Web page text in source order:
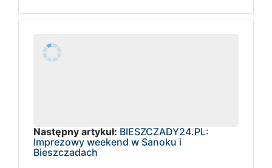
Następny artykuł: BIESZCZADY24.PL:
Imprezowy weekend w Sanoku i
Bieszczadach